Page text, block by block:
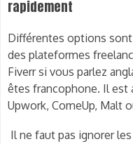
rapidement
Différentes options
des plateformes
Fiverr si vous parlez
êtes francophone. Il est
Upwork, ComeUp, Malt
Il ne faut pas ignorer